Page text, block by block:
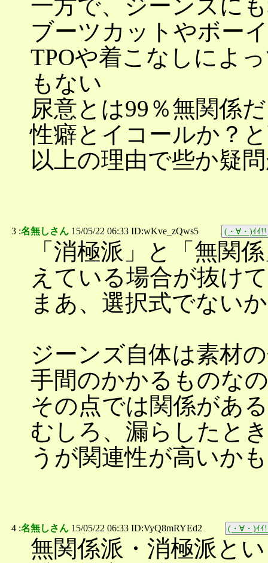
一方で、ジーンズに
ブーツカットやボー
TPOや着こなしによ
もない
尿意とは99％無関係
性癖とイコールか？
以上の理由で些か疑
3 :名無しさん 15/05/22 06:33 ID:wKve_zQws5 (・∀・)ｲｲ!!
「消極派」と「無関
えている場合が抜け
まあ、選択式でない
ジーンズ自体は素材
手間のかかるものな
その点では関係があ
むしろ、漏らしたと
うが関連性が高いか
4 :名無しさん 15/05/22 06:33 ID:VyQ8mRYEd2 (・∀・)ｲｲ
無関係派・消極派と